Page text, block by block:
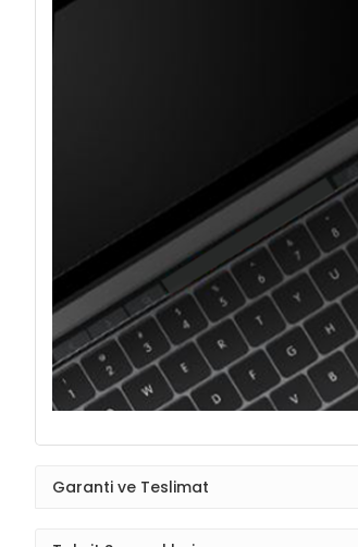
Garanti ve Teslimat